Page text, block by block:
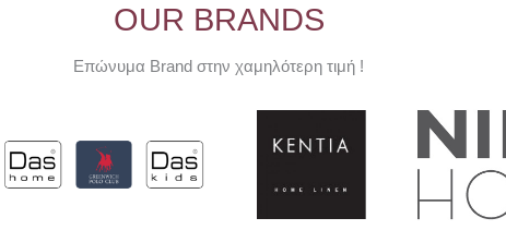
OUR BRANDS
Επώνυμα Brand στην χαμηλότερη τιμή !